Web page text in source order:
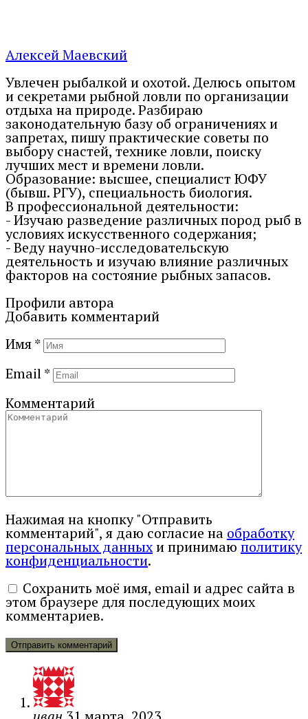
Алексей Маевский
Увлечен рыбалкой и охотой. Делюсь опытом
и секретами рыбной ловли по организации
отдыха на природе. Разбираю
законодательную базу об ограничениях и
запретах, пишу практические советы по
выбору снастей, технике ловли, поиску
лучших мест и времени ловли.
Образование: высшее, специалист ЮФУ
(бывш. РГУ), специальность биология.
В профессиональной деятельности:
- Изучаю разведение различных пород рыб в
условиях искусственного содержания;
- Веду научно-исследовательскую
деятельность и изучаю влияние различных
факторов на состояние рыбных запасов.
Профили автора
Добавить комментарий
Имя*
Email*
Комментарий
Нажимая на кнопку "Отправить
комментарий", я даю согласие на обработку
персональных данныхи принимаю политику
конфиденциальности.
Сохранить моё имя, email и адрес сайта в
этом браузере для последующих моих
комментариев.